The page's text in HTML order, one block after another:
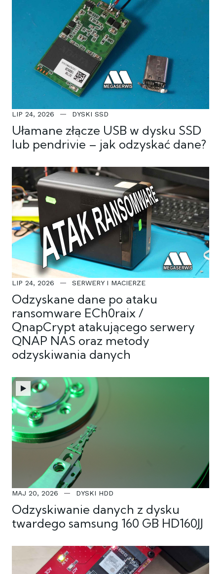
LIP 24, 2026 DYSKI SSD
Ułamane złącze USB w dysku SSD
lub pendrivie – jak odzyskać dane?
LIP 24, 2026 SERWERY I MACIERZE
Odzyskane dane po ataku
ransomware ECh0raix /
QnapCrypt atakującego serwery
QNAP NAS oraz metody
odzyskiwania danych
MAJ 20, 2026 DYSKI HDD
Odzyskiwanie danych z dysku
twardego samsung 160 GB HD160JJ